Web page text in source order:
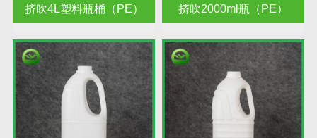
挤吹4L塑料瓶桶（PE） 挤吹2000ml瓶（PE）